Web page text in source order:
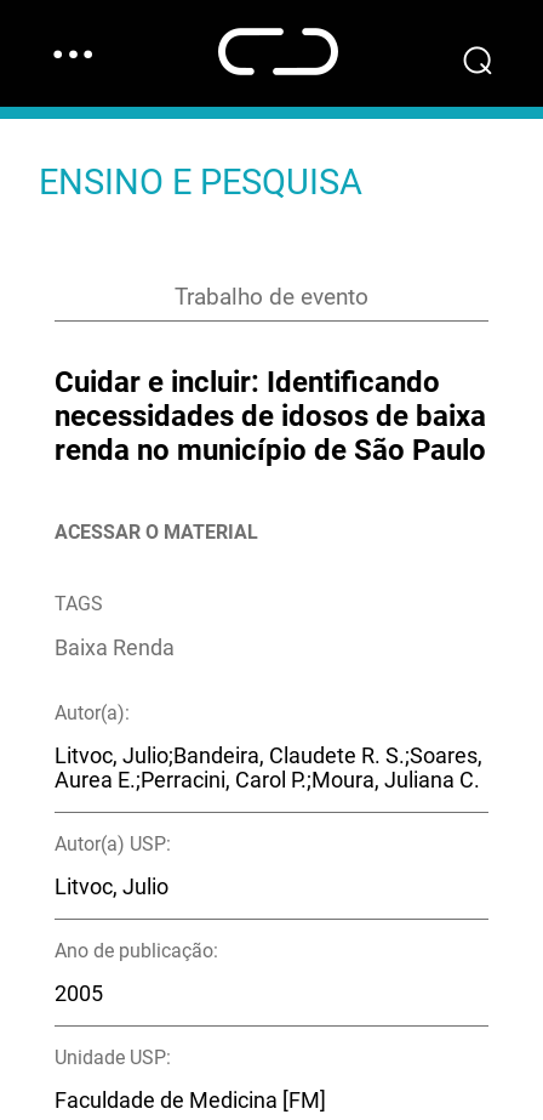
… ⌕
ENSINO E PESQUISA
Trabalho de evento
Cuidar e incluir: Identificando
necessidades de idosos de baixa
renda no município de São Paulo
ACESSAR O MATERIAL
TAGS
Baixa Renda
Autor(a):
Litvoc, Julio;Bandeira, Claudete R. S.;Soares,
Aurea E.;Perracini, Carol P.;Moura, Juliana C.
Autor(a) USP:
Litvoc, Julio
Ano de publicação:
2005
Unidade USP:
Faculdade de Medicina [FM]